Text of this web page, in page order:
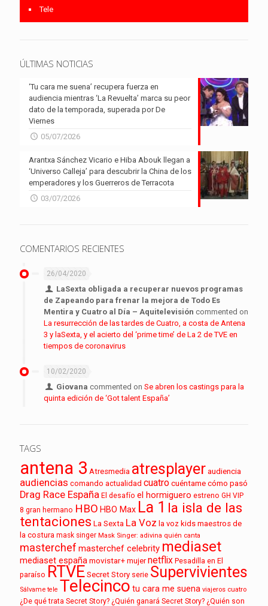
Tele
ÚLTIMAS NOTICIAS
‘Tu cara me suena’ recupera fuerza en
audiencia mientras ‘La Revuelta’ marca su peor
dato de la temporada, superada por De
Viernes
05/07/2026
Arantxa Sánchez Vicario e Hiba Abouk llegan a
‘Universo Calleja’ para descubrir la China de los
emperadores y los Guerreros de Terracota
03/07/2026
COMENTARIOS RECIENTES
26/04/2020
LaSexta obligada a recuperar nuevos programas
de Zapeando para frenar la mejora de Todo Es
Mentira y Cuatro al Día – Aquitelevisión commented on
La resurrección de las tardes de Cuatro, a costa de Antena
3 y laSexta, y el acierto del ‘prime time’ de La 2 de TVE en
tiempos de coronavirus
10/02/2020
Giovana commented onSe abren los castings para la
quinta edición de ‘Got talent España’
TAGS
antena 3 Atresmedia atresplayeraudiencia
audiencias comando actualidad cuatrocuéntame cómo pasó
Drag Race España El desafío el hormiguero estreno GH VIP
8 gran hermano HBO HBO Max La 1 la isla de las
tentaciones La Sexta La Voz la voz kids maestros de
la costura mask singer Mask Singer: adivina quién canta
masterchef masterchef celebrity mediaset
mediaset españamovistar+ mujer netflix Pesadilla en El
paraíso RTVE Secret Story serie Supervivientes
Sálvame tele Telecinco tu cara me suena viajeros cuatro
¿De qué trata Secret Story? ¿Quién ganará Secret Story? ¿Quién son